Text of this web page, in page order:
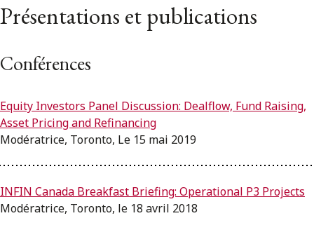
Présentations et publications
Conférences
Equity Investors Panel Discussion: Dealflow, Fund Raising,
Asset Pricing and Refinancing
Modératrice, Toronto, Le 15 mai 2019
INFIN Canada Breakfast Briefing: Operational P3 Projects
Modératrice, Toronto, le 18 avril 2018